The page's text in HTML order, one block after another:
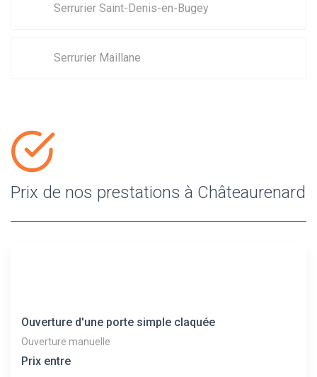
Serrurier Saint-Denis-en-Bugey
Serrurier Maillane
Prix de nos prestations à Châteaurenard
Ouverture d'une porte simple claquée
Ouverture manuelle
Prix entre